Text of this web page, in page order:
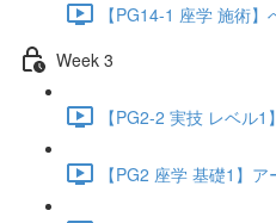
【PG14-1 座学 施術
Week 3
【PG2-2 実技 レベル
【PG2 座学 基礎1】